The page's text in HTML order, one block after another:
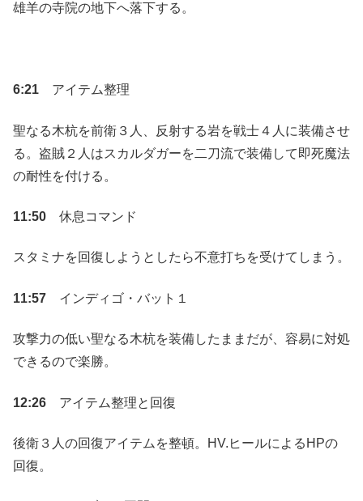
雄羊の寺院の地下へ落下する。
6:21 アイテム整理
聖なる木杭を前衛３人、反射する岩を戦士４人に装備させ
る。盗賊２人はスカルダガーを二刀流で装備して即死魔法
の耐性を付ける。
11:50 休息コマンド
スタミナを回復しようとしたら不意打ちを受けてしまう。
11:57 インディゴ・バット１
攻撃力の低い聖なる木杭を装備したままだが、容易に対処
できるので楽勝。
12:26 アイテム整理と回復
後衛３人の回復アイテムを整頓。HV.ヒールによるHPの
回復。